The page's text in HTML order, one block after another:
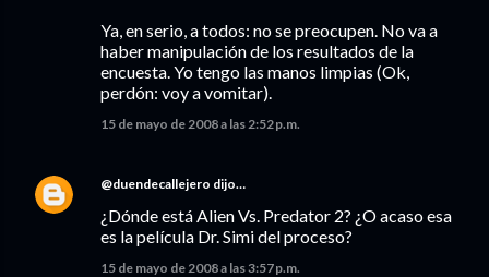
Ya, en serio, a todos: no se preocupen. No va a
haber manipulación de los resultados de la
encuesta. Yo tengo las manos limpias (Ok,
perdón: voy a vomitar).
15 de mayo de 2008 a las 2:52 p.m.
@duendecallejero dijo…
¿Dónde está Alien Vs. Predator 2? ¿O acaso esa
es la película Dr. Simi del proceso?
15 de mayo de 2008 a las 3:57 p.m.